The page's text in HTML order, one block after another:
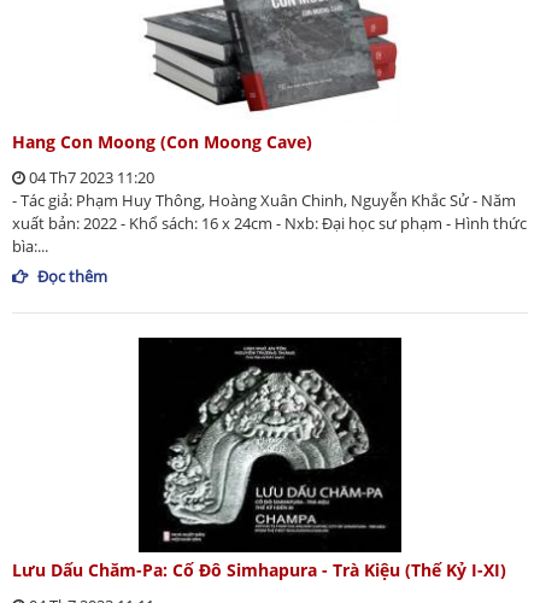
Hang Con Moong (Con Moong Cave)
04 Th7 2023 11:20
- Tác giả: Phạm Huy Thông, Hoàng Xuân Chinh, Nguyễn Khắc Sử - Năm
xuất bản: 2022 - Khổ sách: 16 x 24cm - Nxb: Đại học sư phạm - Hình thức
bìa:...
Đọc thêm
Lưu Dấu Chăm-Pa: Cố Đô Simhapura - Trà Kiệu (Thế Kỷ I-XI)